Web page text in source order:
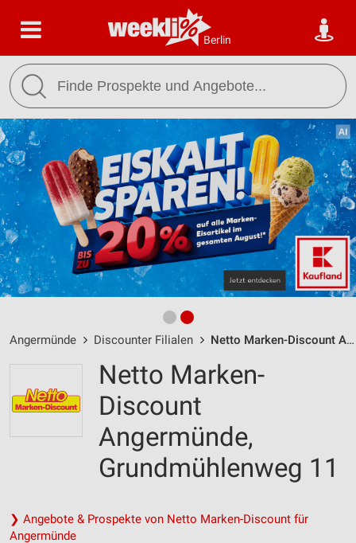
Berlin
Angermünde Discounter Filialen Netto Marken-Discount Angermünde / Grundmühlenweg 11 - Öffnungszeiten & Adresse
Netto Marken-
Discount
Angermünde,
Grundmühlenweg 11
❯ Angebote & Prospekte von Netto Marken-Discount für
Angermünde